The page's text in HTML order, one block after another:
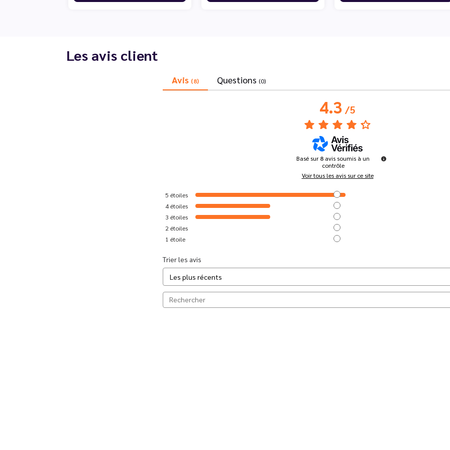
Les avis client
Avis (8) Questions (0)
4.3/5
Basé sur8 avis soumis à un
contrôle
Voir tous les avis sur ce site
5 étoiles
4étoiles
3 étoiles
2 étoiles
1 étoile
Trier les avis